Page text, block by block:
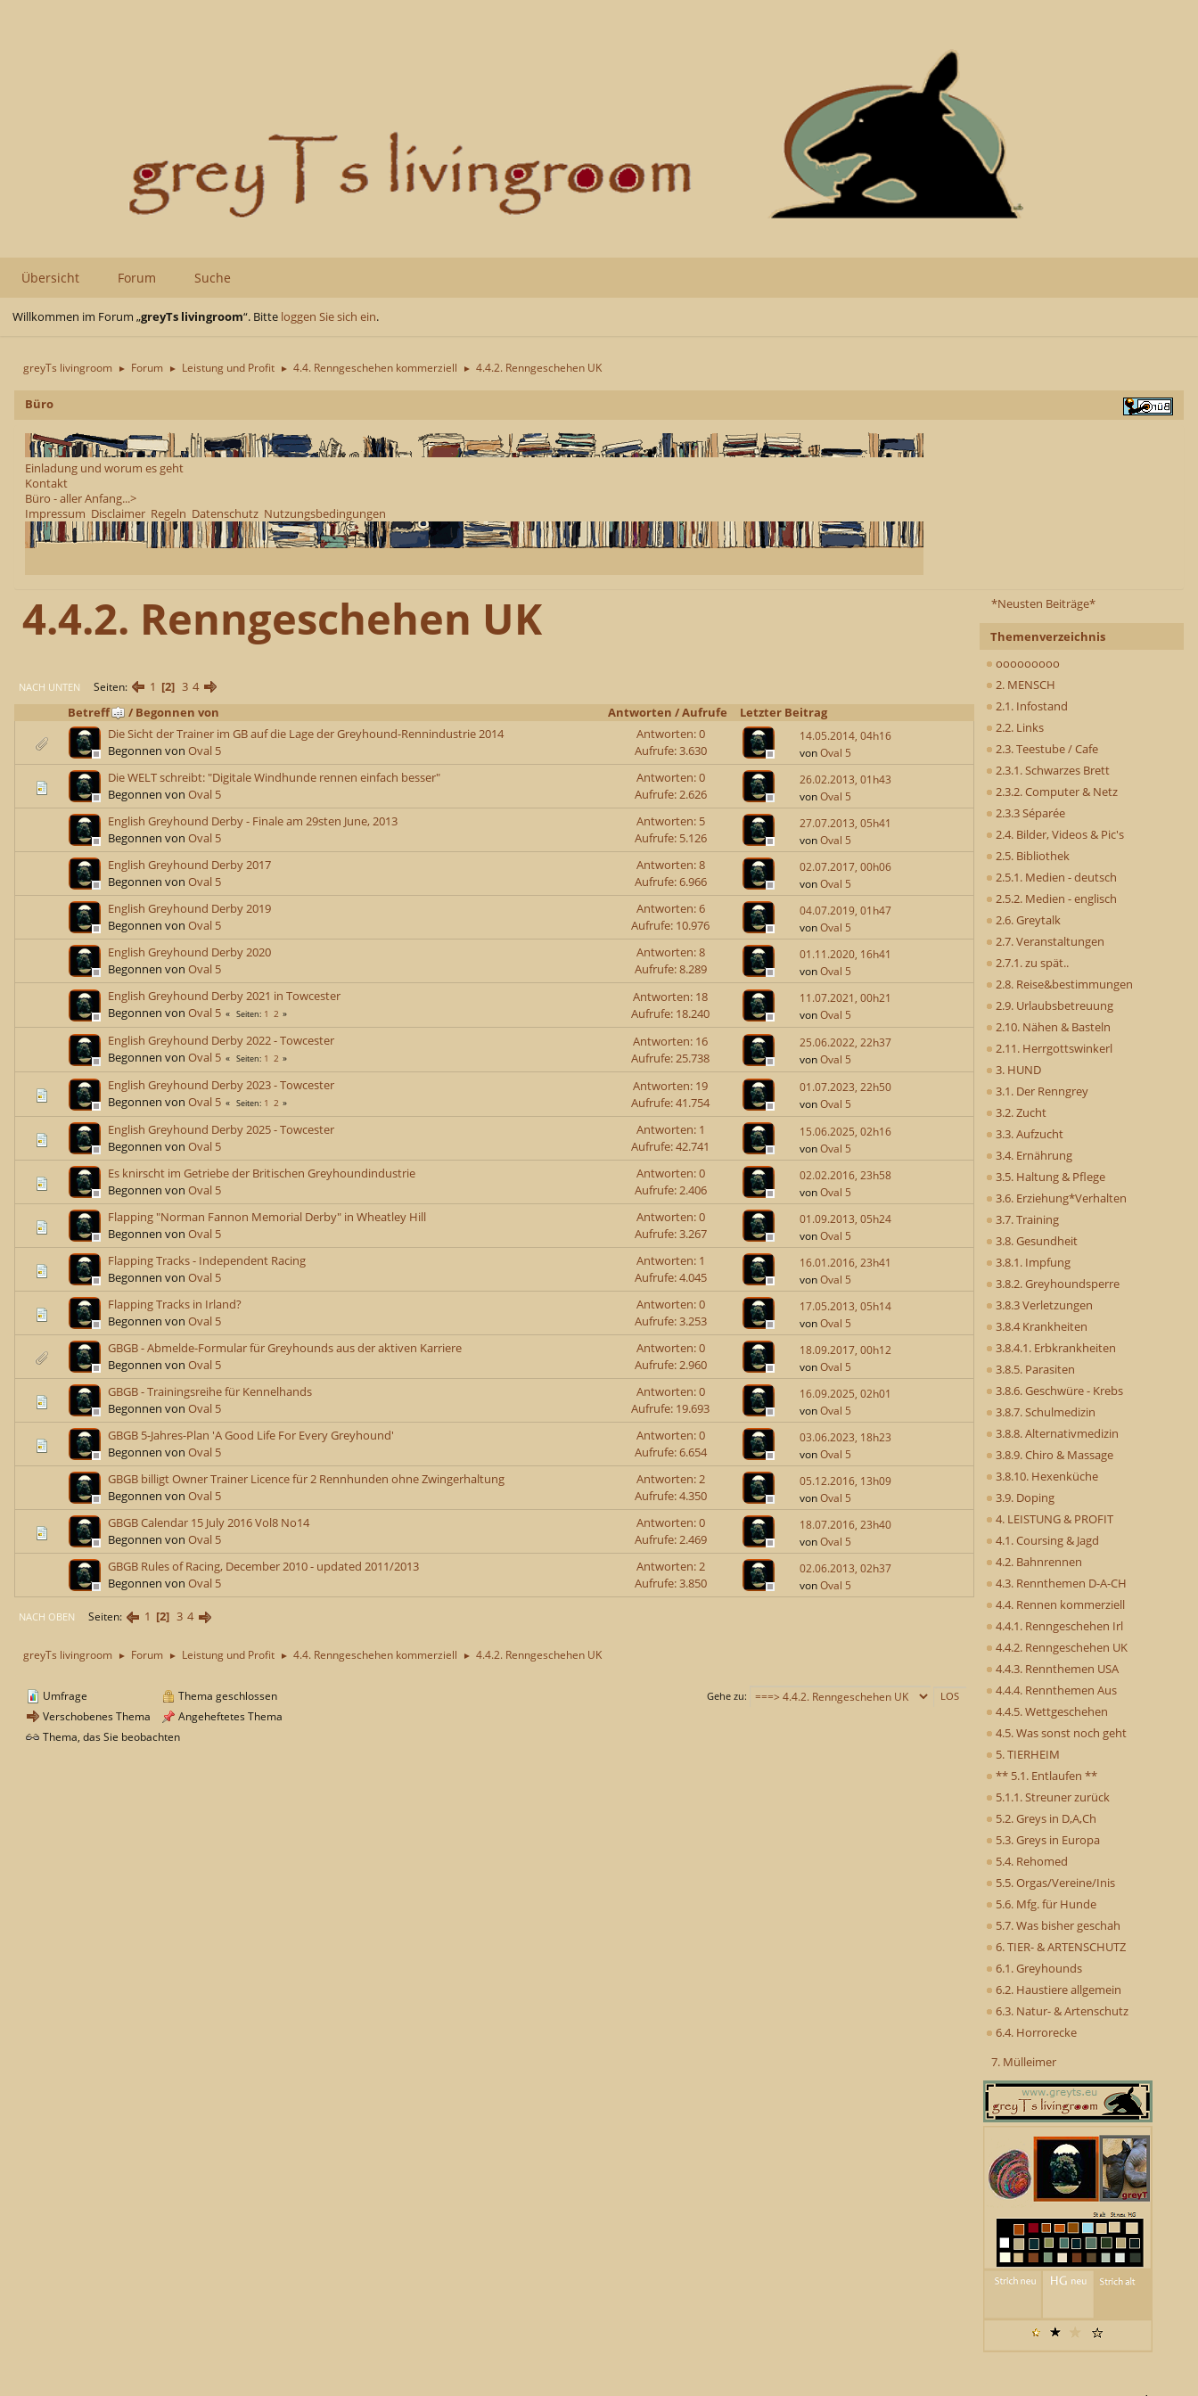
Übersicht Forum Suche
Willkommen im Forum „greyTs livingroom“. Bitte loggen Sie sich ein.
greyTs livingroom ► Forum ► Leistung und Profit ► 4.4. Renngeschehen kommerziell ► 4.4.2. Renngeschehen UK
Büro
Einladung und worum es geht
Kontakt
Büro - aller Anfang...>
Impressum Disclaimer Regeln Datenschutz Nutzungsbedingungen
*Neusten Beiträge*
Themenverzeichnis
ooooooooo
2. MENSCH
2.1. Infostand
2.2. Links
2.3. Teestube / Cafe
2.3.1. Schwarzes Brett
2.3.2. Computer & Netz
2.3.3 Séparée
2.4. Bilder, Videos & Pic's
2.5. Bibliothek
2.5.1. Medien - deutsch
2.5.2. Medien - englisch
2.6. Greytalk
2.7. Veranstaltungen
2.7.1. zu spät..
2.8. Reise&bestimmungen
2.9. Urlaubsbetreuung
2.10. Nähen & Basteln
2.11. Herrgottswinkerl
3. HUND
3.1. Der Renngrey
3.2. Zucht
3.3. Aufzucht
3.4. Ernährung
3.5. Haltung & Pflege
3.6. Erziehung*Verhalten
3.7. Training
3.8. Gesundheit
3.8.1. Impfung
3.8.2. Greyhoundsperre
3.8.3 Verletzungen
3.8.4 Krankheiten
3.8.4.1. Erbkrankheiten
3.8.5. Parasiten
3.8.6. Geschwüre - Krebs
3.8.7. Schulmedizin
3.8.8. Alternativmedizin
3.8.9. Chiro & Massage
3.8.10. Hexenküche
3.9. Doping
4. LEISTUNG & PROFIT
4.1. Coursing & Jagd
4.2. Bahnrennen
4.3. Rennthemen D-A-CH
4.4. Rennen kommerziell
4.4.1. Renngeschehen Irl
4.4.2. Renngeschehen UK
4.4.3. Rennthemen USA
4.4.4. Rennthemen Aus
4.4.5. Wettgeschehen
4.5. Was sonst noch geht
5. TIERHEIM
** 5.1. Entlaufen **
5.1.1. Streuner zurück
5.2. Greys in D,A,Ch
5.3. Greys in Europa
5.4. Rehomed
5.5. Orgas/Vereine/Inis
5.6. Mfg. für Hunde
5.7. Was bisher geschah
6. TIER- & ARTENSCHUTZ
6.1. Greyhounds
6.2. Haustiere allgemein
6.3. Natur- & Artenschutz
6.4. Horrorecke
7. Mülleimer
4.4.2. Renngeschehen UK
NACH UNTEN Seiten 1 2 3 4
Betreff
/ Begonnen von Antworten /Aufrufe
Letzter Beitrag
Die Sicht der Trainer im GB auf die Lage der Greyhound-Rennindustrie 2014
Begonnen von Oval 5
Antworten: 0
Aufrufe: 3.630
14.05.2014, 04h16
vonOval 5
Die WELT schreibt: "Digitale Windhunde rennen einfach besser"
Begonnen von Oval 5
Antworten: 0
Aufrufe: 2.626
26.02.2013, 01h43
vonOval 5
English Greyhound Derby - Finale am 29sten June, 2013
Begonnen von Oval 5
Antworten: 5
Aufrufe: 5.126
27.07.2013, 05h41
vonOval 5
English Greyhound Derby 2017
Begonnen von Oval 5
Antworten: 8
Aufrufe: 6.966
02.07.2017, 00h06
vonOval 5
English Greyhound Derby 2019
Begonnen von Oval 5
Antworten: 6
Aufrufe: 10.976
04.07.2019, 01h47
vonOval 5
English Greyhound Derby 2020
Begonnen von Oval 5
Antworten: 8
Aufrufe: 8.289
01.11.2020, 16h41
vonOval 5
English Greyhound Derby 2021 in Towcester
Begonnen von Oval 5 Seiten 1 2
Antworten: 18
Aufrufe: 18.240
11.07.2021, 00h21
vonOval 5
English Greyhound Derby 2022 - Towcester
Begonnen von Oval 5 Seiten 1 2
Antworten: 16
Aufrufe: 25.738
25.06.2022, 22h37
vonOval 5
English Greyhound Derby 2023 - Towcester
Begonnen von Oval 5 Seiten 1 2
Antworten: 19
Aufrufe: 41.754
01.07.2023, 22h50
vonOval 5
English Greyhound Derby 2025 - Towcester
Begonnen von Oval 5
Antworten: 1
Aufrufe: 42.741
15.06.2025, 02h16
vonOval 5
Es knirscht im Getriebe der Britischen Greyhoundindustrie
Begonnen von Oval 5
Antworten: 0
Aufrufe: 2.406
02.02.2016, 23h58
vonOval 5
Flapping "Norman Fannon Memorial Derby" in Wheatley Hill
Begonnen von Oval 5
Antworten: 0
Aufrufe: 3.267
01.09.2013, 05h24
vonOval 5
Flapping Tracks - Independent Racing
Begonnen von Oval 5
Antworten: 1
Aufrufe: 4.045
16.01.2016, 23h41
vonOval 5
Flapping Tracks in Irland?
Begonnen von Oval 5
Antworten: 0
Aufrufe: 3.253
17.05.2013, 05h14
vonOval 5
GBGB - Abmelde-Formular für Greyhounds aus der aktiven Karriere
Begonnen von Oval 5
Antworten: 0
Aufrufe: 2.960
18.09.2017, 00h12
vonOval 5
GBGB - Trainingsreihe für Kennelhands
Begonnen von Oval 5
Antworten: 0
Aufrufe: 19.693
16.09.2025, 02h01
vonOval 5
GBGB 5-Jahres-Plan 'A Good Life For Every Greyhound'
Begonnen von Oval 5
Antworten: 0
Aufrufe: 6.654
03.06.2023, 18h23
vonOval 5
GBGB billigt Owner Trainer Licence für 2 Rennhunden ohne Zwingerhaltung
Begonnen von Oval 5
Antworten: 2
Aufrufe: 4.350
05.12.2016, 13h09
vonOval 5
GBGB Calendar 15 July 2016 Vol8 No14
Begonnen von Oval 5
Antworten: 0
Aufrufe: 2.469
18.07.2016, 23h40
vonOval 5
GBGB Rules of Racing, December 2010 - updated 2011/2013
Begonnen von Oval 5
Antworten: 2
Aufrufe: 3.850
02.06.2013, 02h37
vonOval 5
NACH OBEN Seiten 1 2 3 4
greyTs livingroom ► Forum ► Leistung und Profit ► 4.4. Renngeschehen kommerziell ► 4.4.2. Renngeschehen UK
Gehe zu
Umfrage
Verschobenes Thema
Thema geschlossen
Angeheftetes Thema
Thema, das Sie beobachten